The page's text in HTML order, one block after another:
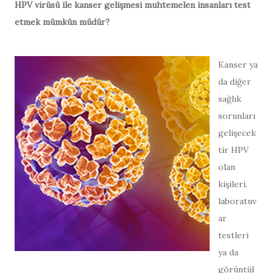
HPV virüsü ile kanser gelişmesi muhtemelen insanları test
etmek mümkün müdür?
Kanser ya
da diğer
sağlık
sorunları
gelişecek
tir HPV
olan
kişileri,
laboratuv
ar
testleri
ya da
görüntül